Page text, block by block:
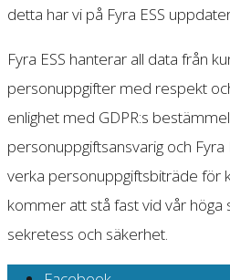
detta har vi på Fyra ESS
Fyra ESS hanterar all data från
personuppgifter med respekt
enlighet med GDPR:s
personuppgiftsansvarig och Fyra
verka personuppgiftsbiträde för
kommer att stå fast vid vår höga
sekretess och säkerhet.